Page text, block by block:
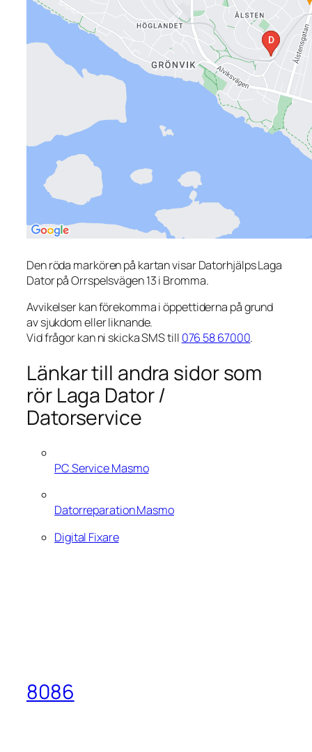
Den röda markören på kartan visar Datorhjälps Laga
Dator på Orrspelsvägen 13 i Bromma.
Avvikelser kan förekomma i öppettiderna på grund
av sjukdom eller liknande.
Vid frågor kan ni skicka SMS till 076 58 67000.
Länkar till andra sidor som
rör Laga Dator /
Datorservice
PC Service Masmo
Datorreparation Masmo
Digital Fixare
8086